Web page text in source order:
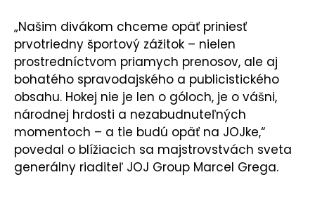
„Našim divákom chceme opäť priniesť
prvotriedny športový zážitok – nielen
prostredníctvom priamych prenosov, ale aj
bohatého spravodajského a publicistického
obsahu. Hokej nie je len o góloch, je o vášni,
národnej hrdosti a nezabudnuteľných
momentoch – a tie budú opäť na JOJke,“
povedal o blížiacich sa majstrovstvách sveta
generálny riaditeľ JOJ Group Marcel Grega.